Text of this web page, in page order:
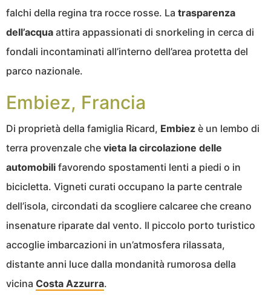
falchi della regina tra rocce rosse. La trasparenza
dell’acqua attira appassionati di snorkeling in cerca di
fondali incontaminati all’interno dell’area protetta del
parco nazionale.
Embiez, Francia
Di proprietà della famiglia Ricard, Embiez è un lembo di
terra provenzale che vieta la circolazione delle
automobili favorendo spostamenti lenti a piedi o in
bicicletta. Vigneti curati occupano la parte centrale
dell’isola, circondati da scogliere calcaree che creano
insenature riparate dal vento. Il piccolo porto turistico
accoglie imbarcazioni in un’atmosfera rilassata,
distante anni luce dalla mondanità rumorosa della
vicina Costa Azzurra.